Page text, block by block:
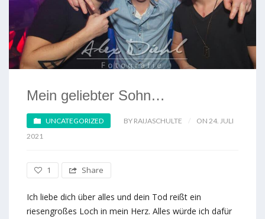
Mein geliebter Sohn…
UNCATEGORIZED BY RAIJASCHULTE
ON 24. JULI
2021
1 Share
Ich liebe dich über alles und dein Tod reißt ein
riesengroßes Loch in mein Herz. Alles würde ich dafür